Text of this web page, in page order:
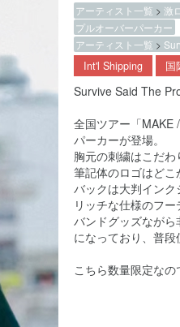
アーティスト一覧 >激
プルオーバーパーカー
アーティスト一覧 >
Int'l Shipping 国
Survive Said The
全国ツアー「MAKE
パーカーが登場。
胸元の刺繍はこだわ
筆記体のロゴはどこ
バックは大判インク
リッチな仕様のフー
バンドグッズなが
になっており、普段
こちら数量限定な